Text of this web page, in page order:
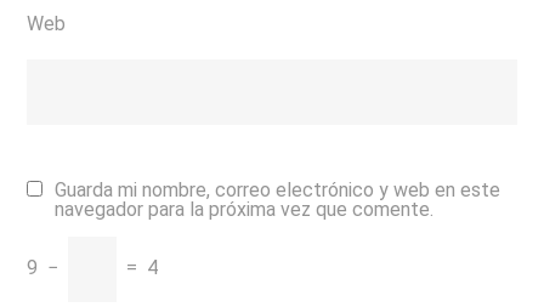
Web
Guarda mi nombre, correo electrónico y web en este
navegador para la próxima vez que comente.
9 − = 4